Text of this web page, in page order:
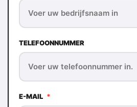
TELEFOONNUMMER
E-MAIL *